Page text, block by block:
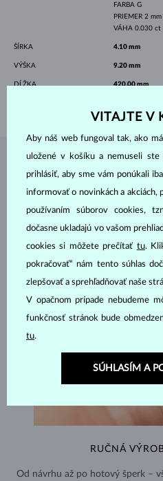
FARBA G
PRIEMER 2 mm
VÁHA 0.030 ct
ŠÍRKA 4.10 mm
VÝŠKA 9.20 mm
DĹŽKA 420.00 mm
ŠPERKY Z
RUČNÁ
Od návrhu až po hotový šperk –
VITAJTE V
Aby náš web fungoval tak, ako
uložené v košíku a nemuseli ste
prihlásiť, aby sme vám ponúkali
informovať o novinkách a akciách,
používaním súborov cookies,
dočasne ukladajú vo vašom
cookies si môžete prečítať tu.
pokračovať“ nám tento súhlas
zlepšovať a sprehľadňovať naše
V opačnom prípade nebudeme
funkčnosť stránok bude
tu.
SÚHLASÍM A